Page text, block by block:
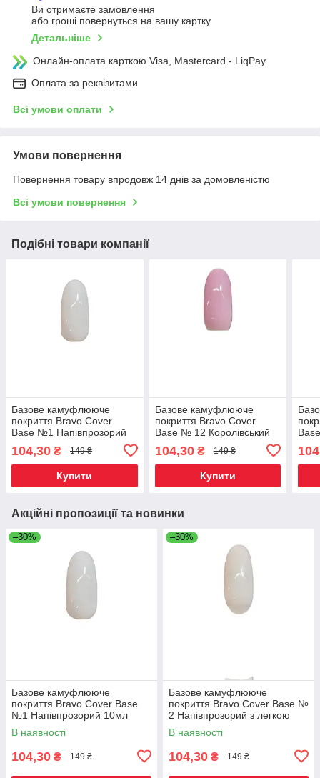
Ви отримаєте замовлення
або гроші повернуться на вашу картку
Детальніше
Онлайн-оплата карткою Visa, Mastercard - LiqPay
Оплата за реквізитами
Всі умови оплати
Умови повернення
Повернення товару впродовж 14 днів за домовленістю
Всі умови повернення
Подібні товари компанії
Базове камуфлююче
покриття Bravo Сover
Base №1 Напівпрозорий
104,30 ₴ 149 ₴
Купити
Базове камуфлююче
покриття Bravo Сover
Base № 12 Королівський
104,30₴ 149 ₴
Купити
Акційні пропозиції та новинки
–30%
Базове камуфлююче
покриття Bravo Сover Base
№1 Напівпрозорий 10мл
В наявності
104,30 ₴ 149 ₴
–30%
Базове камуфлююче
покриття Bravo Сover Base №
2 Напівпрозорий з легкою
рожевинкою 10мл
В наявності
104,30 ₴ 149 ₴